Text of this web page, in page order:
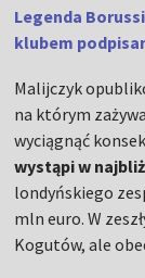
Legenda
klubem
Malijczyk
na którym
wyciągnąć
wystąpi w
londyńskiego
mln euro. W
Kogutów, ale